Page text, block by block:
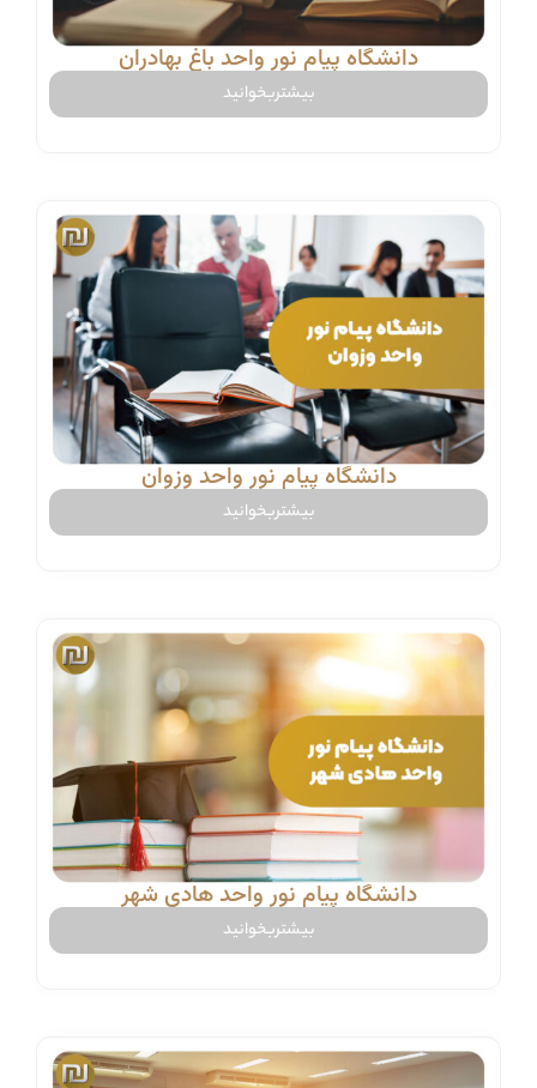
دانشگاه پیام نور واحد باغ بهادران
بیشتربخوانید
دانشگاه پیام نور واحد وزوان
بیشتربخوانید
دانشگاه پیام نور واحد هادی شهر
بیشتربخوانید